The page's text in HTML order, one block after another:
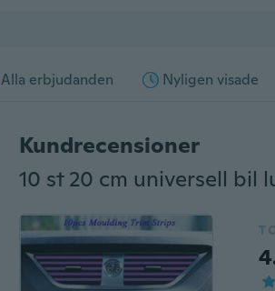
Alla erbjudanden Nyligen visade
Kundrecensioner